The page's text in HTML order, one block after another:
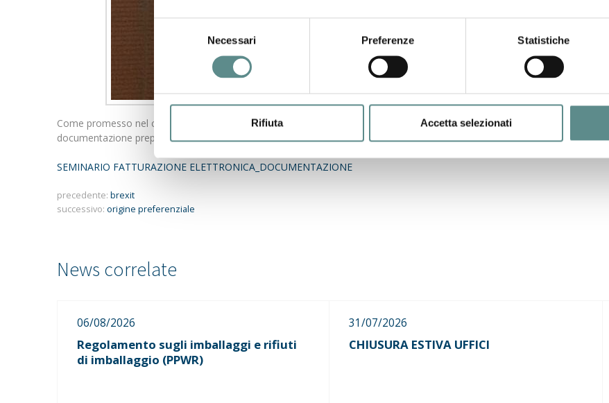
Necessari Preferenze Statistiche
Rifiuta Accetta selezionati
Come promesso nel corso del seminario sulla fatturazione elettronica e sull'esterometro, tenutosi martedì 12 febbraio
documentazione preparata e illustrata dal Dott. Andrea Scaini.
SEMINARIO FATTURAZIONE ELETTRONICA_DOCUMENTAZIONE
precedente: brexit
successivo: origine preferenziale
06/08/2026
Regolamento sugli imballaggi e rifiuti
di imballaggio (PPWR)
31/07/2026
CHIUSURA ESTIVA UFFICI